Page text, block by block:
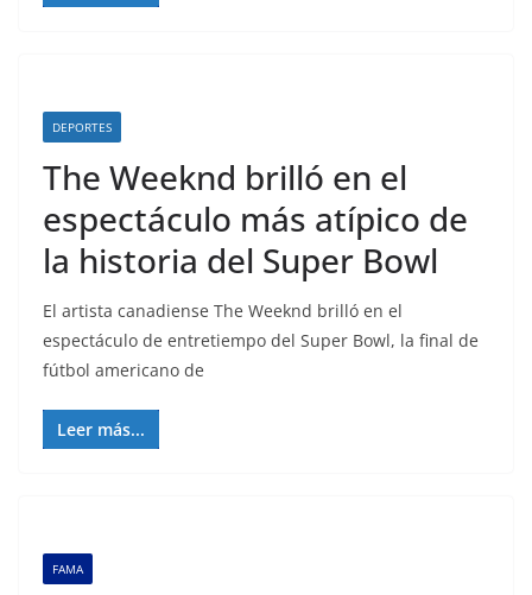
DEPORTES
The Weeknd brilló en el
espectáculo más atípico de
la historia del Super Bowl
El artista canadiense The Weeknd brilló en el
espectáculo de entretiempo del Super Bowl, la final de
fútbol americano de
Leer más...
FAMA